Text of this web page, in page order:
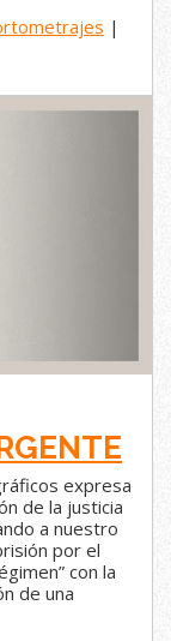
|
expresa
de la justicia
a nuestro
por el
con la
de una